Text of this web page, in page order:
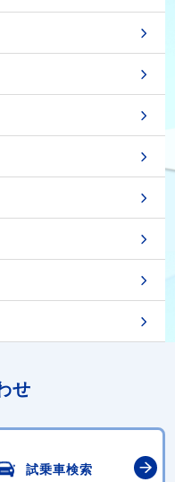
せ
試乗車検索